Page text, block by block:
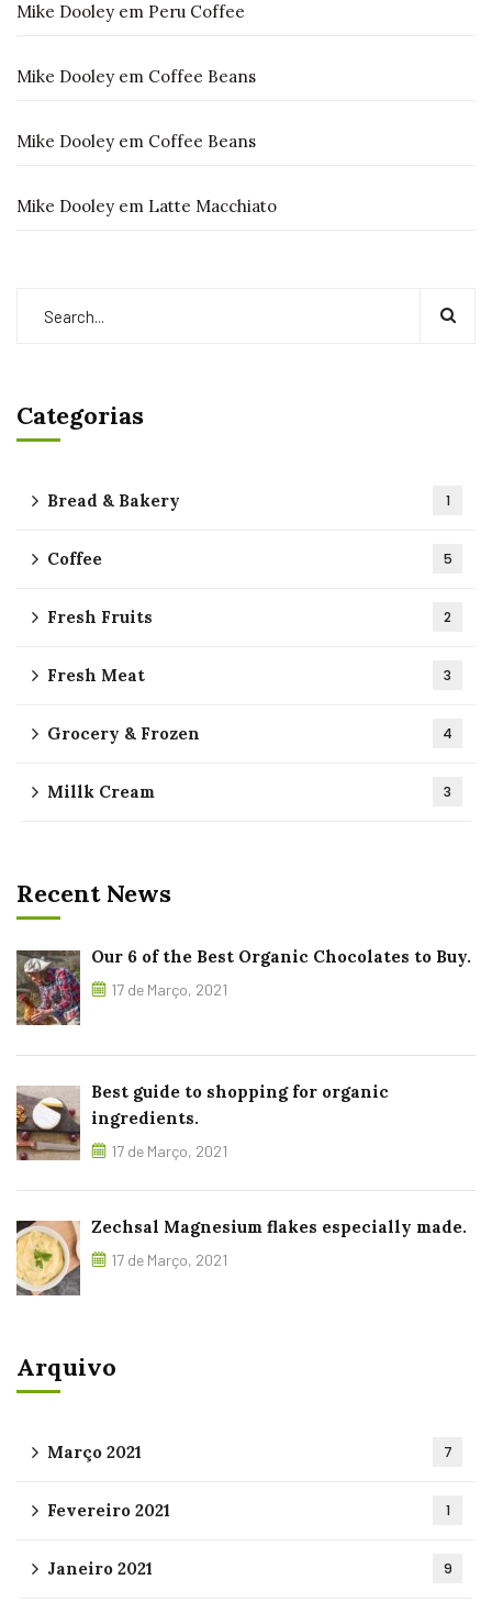
Mike Dooley em Peru Coffee
Mike Dooley em Coffee Beans
Mike Dooley em Coffee Beans
Mike Dooley em Latte Macchiato
Categorias
Bread & Bakery 1
Coffee 5
Fresh Fruits 2
Fresh Meat 3
Grocery & Frozen 4
Millk Cream 3
Recent News
Our 6 of the Best Organic Chocolates to Buy.
17 de Março, 2021
Best guide to shopping for organic
ingredients.
17 de Março, 2021
Zechsal Magnesium flakes especially made.
17 de Março, 2021
Arquivo
Março 2021 7
Fevereiro 2021 1
Janeiro 2021 9